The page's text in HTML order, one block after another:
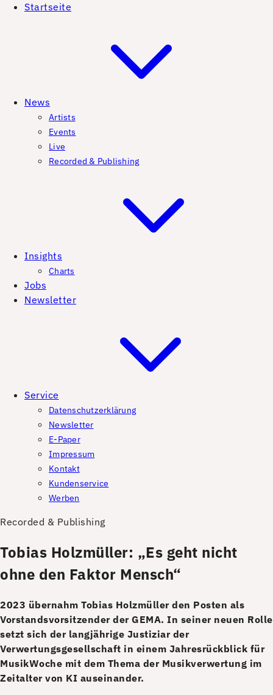
Startseite
News
Artists
Events
Live
Recorded & Publishing
Insights
Charts
Jobs
Newsletter
Service
Datenschutzerklärung
Newsletter
E-Paper
Impressum
Kontakt
Kundenservice
Werben
Recorded & Publishing
Tobias Holzmüller: „Es geht nicht
ohne den Faktor Mensch“
2023 übernahm Tobias Holzmüller den Posten als
Vorstandsvorsitzender der GEMA. In seiner neuen Rolle
setzt sich der langjährige Justiziar der
Verwertungsgesellschaft in einem Jahresrückblick für
MusikWoche mit dem Thema der Musikverwertung im
Zeitalter von KI auseinander.